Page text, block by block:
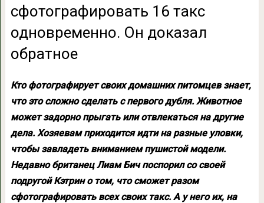
сфотографировать 16 такс
одновременно. Он доказал
обратное
Кто фотографирует своих домашних питомцев знает,
что это сложно сделать с первого дубля. Животное
может задорно прыгать или отвлекаться на другие
дела. Хозяевам приходится идти на разные уловки,
чтобы завладеть вниманием пушистой модели.
Недавно британец Лиам Бич поспорил со своей
подругой Кэтрин о том, что сможет разом
сфотографировать всех своих такс. А у него их, на